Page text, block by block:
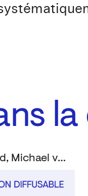
Graffenried, Michael von